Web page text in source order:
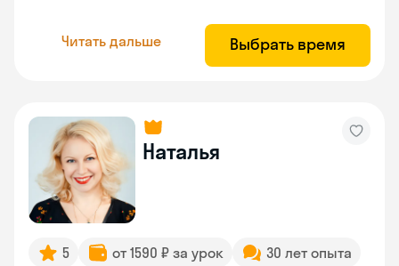
Читать дальше Выбрать время
Наталья
5 от 1590 ₽ за урок
30 лет опыта